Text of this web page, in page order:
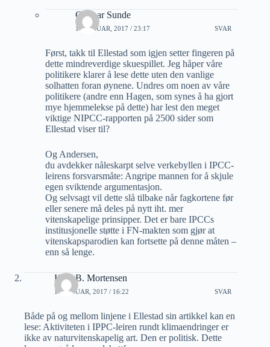
Gunnar Sunde
18 JANUAR, 2017 / 23:17 SVAR
Først, takk til Ellestad som igjen setter fingeren på
dette mindreverdige skuespillet. Jeg håper våre
politikere klarer å lese dette uten den vanlige
solhatten foran øynene. Undres om noen av våre
politikere (andre enn Hagen, som synes å ha gjort
mye hjemmelekse på dette) har lest den meget
viktige NIPCC-rapporten på 2500 sider som
Ellestad viser til?
Og Andersen,
du avdekker nåleskarpt selve verkebyllen i IPCC-
leirens forsvarsmåte: Angripe mannen for å skjule
egen sviktende argumentasjon.
Og selvsagt vil dette slå tilbake når fagkortene før
eller senere må deles på nytt iht. mer
vitenskapelige prinsipper. Det er bare IPCCs
institusjonelle støtte i FN-makten som gjør at
vitenskapsparodien kan fortsette på denne måten –
enn så lenge.
Kjell B. Mortensen
19 JANUAR, 2017 / 16:22 SVAR
Både på og mellom linjene i Ellestad sin artikkel kan en
lese: Aktiviteten i IPPC-leiren rundt klimaendringer er
ikke av naturvitenskapelig art. Den er politisk. Dette